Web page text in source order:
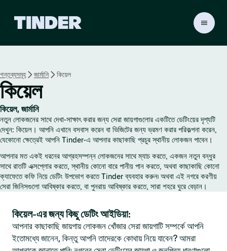
গন্তব্যসমূহ জার্মানি কিয়েল
কিয়েল
কিয়েল, জার্মানি
নতুন লোকজনের সাথে দেখা-সাক্ষাৎ করার জন্য সেরা জায়গাগুলোর একটিতে ডেটিংয়ের দৃশ্যটি
দেখুন: কিয়েল। আপনি এখানে বসবাস করেন বা ভিজিটের জন্য ভ্রমণ করার পরিকল্পনা করেন,
যেকোনো ক্ষেত্রেই আপনি Tinder-এ আপনার কাছাকাছি প্রচুর স্থানীয় লোকজন পাবেন।
আপনার মত একই ধরনের আগ্রহসম্পন্ন লোকজনের সাথে ম্যাচ করতে, একজন নতুন বন্ধুর
সাথে রাতটি এক্সপ্লোর করতে, স্থানীয় কোনো বারে পানীয় পান করতে, অথবা কাছাকাছি কোনো
ক্যাফেতে কফি নিয়ে ডেটিং উপভোগ করতে Tinder ব্যবহার করুন৷ অথবা এই নগরে করণীয়
সেরা জিনিসগুলো আবিষ্কার করতে, বা পুনরায় আবিষ্কার করতে, সারা শহরে ঘুরে বেড়ান।
কিয়েল-এর জন্য কিছু ডেটিং আইডিয়া:
আপনার কাছাকাছি জায়গায় লোকজন খোঁজার সেরা জায়গাটি সম্পর্কে আপনি
ইতোমধ্যে জানেন, কিন্তু আপনি তাদেরকে কোথায় নিয়ে যাবেন? আমরা